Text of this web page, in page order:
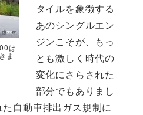
は
ま
タイルを象徴する
あのシングルエン
ジンこそが、もっ
とも激しく時代の
変化にさらされた
部分でもありまし
自動車排出ガス規制に